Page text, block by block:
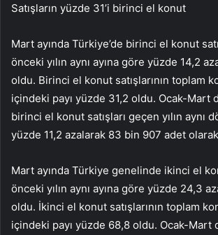
Satışların yüzde 31’i birinci el konut
Mart ayında Türkiye’de birinci el konut
önceki yılın aynı ayına göre yüzde 14,2
oldu. Birinci el konut satışlarının toplam
içindeki payı yüzde 31,2 oldu. Ocak-Mart
birinci el konut satışları geçen yılın aynı
yüzde 11,2 azalarak 83 bin 907 adet
Mart ayında Türkiye genelinde ikinci el
önceki yılın aynı ayına göre yüzde 24,3
oldu. İkinci el konut satışlarının toplam
içindeki payı yüzde 68,8 oldu. Ocak-Mart